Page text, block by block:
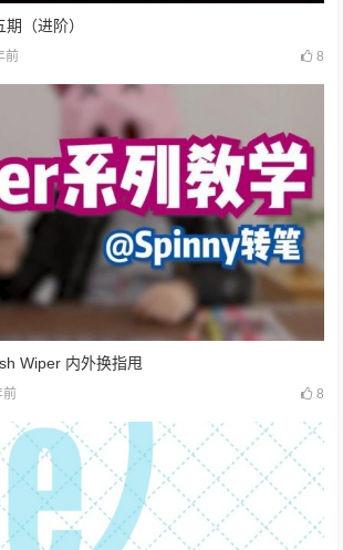
（进阶）
前 8
Wiper 内外换指甩
前 8